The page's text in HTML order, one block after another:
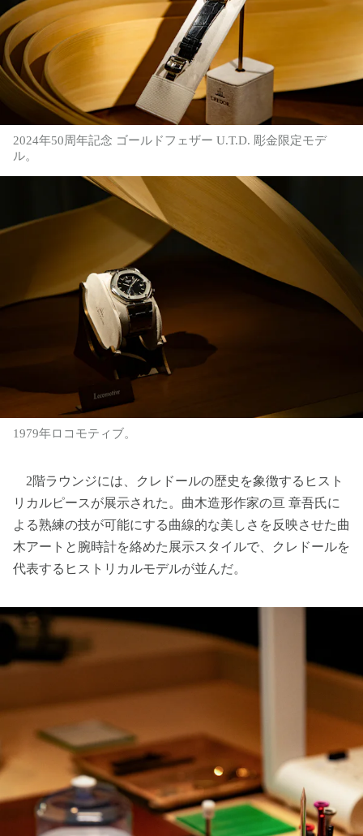
2024年50周年記念 ゴールドフェザー U.T.D. 彫金限定モデ
ル。
1979年ロコモティブ。
2階ラウンジには、クレドールの歴史を象徴するヒスト
リカルピースが展示された。曲木造形作家の亘 章吾氏に
よる熟練の技が可能にする曲線的な美しさを反映させた曲
木アートと腕時計を絡めた展示スタイルで、クレドールを
代表するヒストリカルモデルが並んだ。